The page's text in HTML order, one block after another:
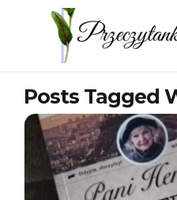
Posts Tagged